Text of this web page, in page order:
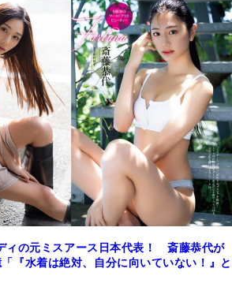
ィの元ミスアース日本代表！ 斎藤恭代が
『水着は絶対、自分に向いていない！』と